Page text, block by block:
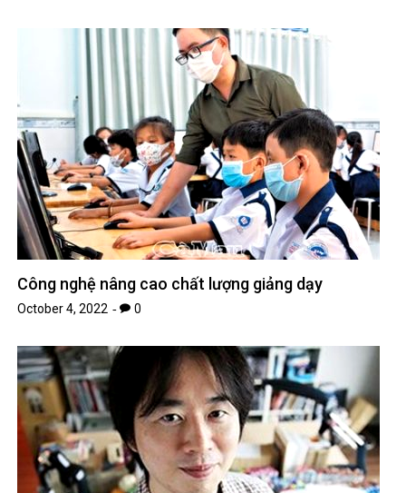
Công nghệ nâng cao chất lượng giảng dạy
October 4, 2022 0